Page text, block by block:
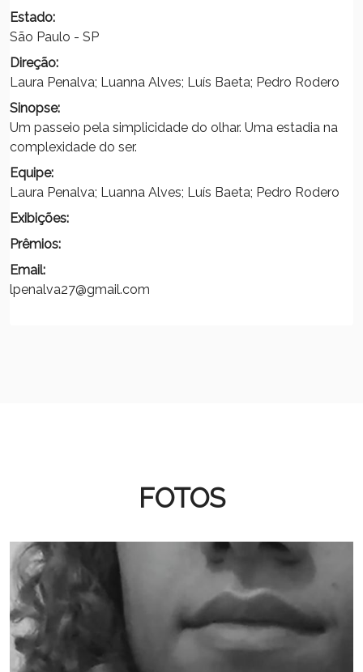
Estado:
São Paulo - SP
Direção:
Laura Penalva; Luanna Alves; Luís Baeta; Pedro Rodero
Sinopse:
Um passeio pela simplicidade do olhar. Uma estadia na
complexidade do ser.
Equipe:
Laura Penalva; Luanna Alves; Luís Baeta; Pedro Rodero
Exibições:
Prêmios:
Email:
lpenalva27@gmail.com
FOTOS